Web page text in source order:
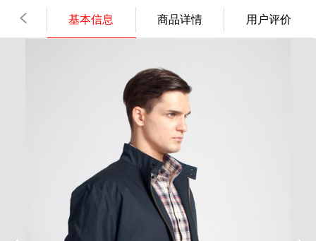
基本信息 商品详情 用户评价